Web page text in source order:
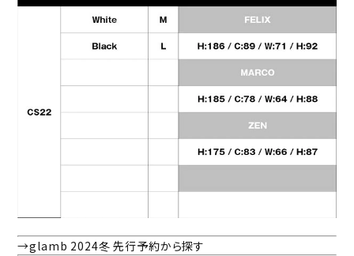
→glamb 2024冬 先行予約から探す